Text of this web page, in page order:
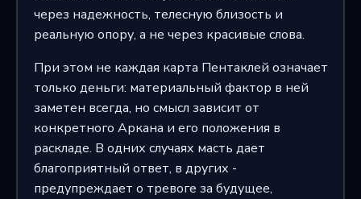
через надежность, телесную близость и
реальную опору, а не через красивые слова.
При этом не каждая карта Пентаклей означает
только деньги: материальный фактор в ней
заметен всегда, но смысл зависит от
конкретного Аркана и его положения в
раскладе. В одних случаях масть дает
благоприятный ответ, в других -
предупреждает о тревоге за будущее,